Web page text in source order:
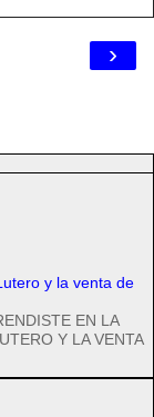
›
y la venta de
EN LA
Y LA VENTA